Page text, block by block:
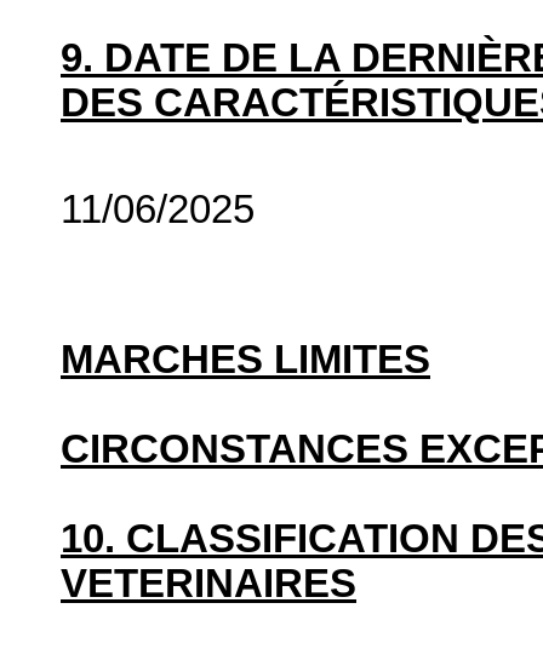
9. DATE DE LA
DES
11/06/2025
MARCHES LIMITES
CIRCONSTANCES
10. CLASSIFICATION
VETERINAIRES